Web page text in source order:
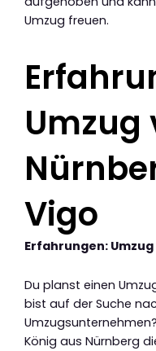
Umzug freuen.
Umzug
Vigo
Erfahrungen:
Du planst einen
bist auf der Suche
König aus Nürnberg